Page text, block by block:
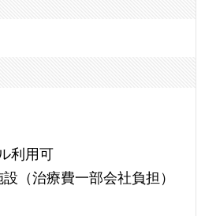
利用可
（治療費一部会社負担）